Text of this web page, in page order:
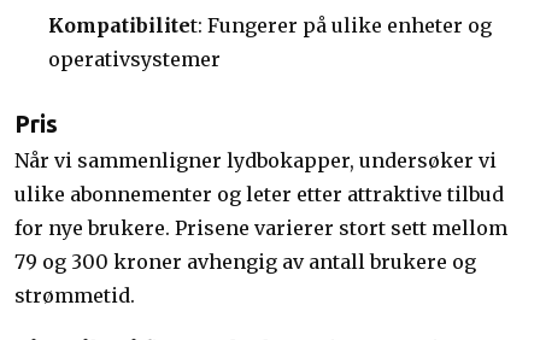
Kompatibilitet: Fungerer på ulike enheter og
operativsystemer
Pris
Når vi sammenligner lydbokapper, undersøker vi
ulike abonnementer og leter etter attraktive tilbud
for nye brukere. Prisene varierer stort sett mellom
79 og 300 kroner avhengig av antall brukere og
strømmetid.